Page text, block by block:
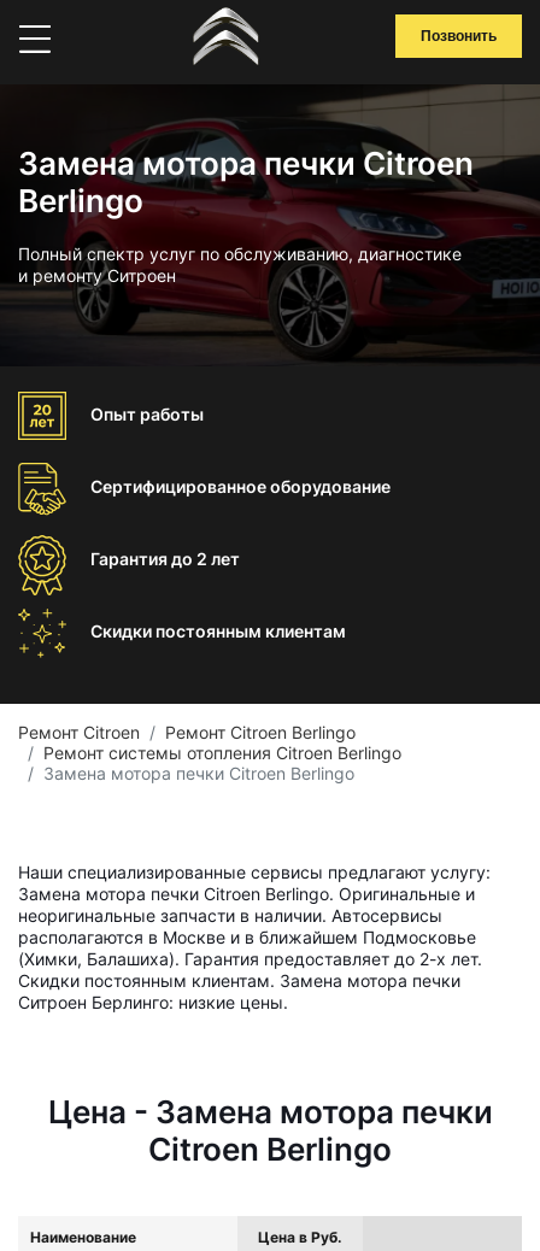
Позвонить
Замена мотора печки Citroen
Berlingo
Полный спектр услуг по обслуживанию, диагностике
и ремонту Ситроен
Опыт работы
Сертифицированноеоборудование
Гарантиядо 2 лет
Скидки постоянным клиентам
Ремонт Citroen
Ремонт Citroen Berlingo
Ремонт системы отопления Citroen Berlingo
Замена мотора печки Citroen Berlingo
Наши специализированные сервисы предлагают услугу:
Замена мотора печки Citroen Berlingo. Оригинальные и
неоригинальные запчасти в наличии. Автосервисы
располагаются в Москве и в ближайшем Подмосковье
(Химки, Балашиха). Гарантия предоставляет до 2-х лет.
Скидки постоянным клиентам. Замена мотора печки
Ситроен Берлинго: низкие цены.
Цена - Замена мотора печки
Citroen Berlingo
Наименование Цена в Руб.